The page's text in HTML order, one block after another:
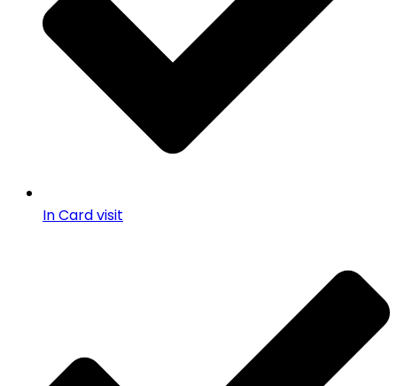
In Card visit